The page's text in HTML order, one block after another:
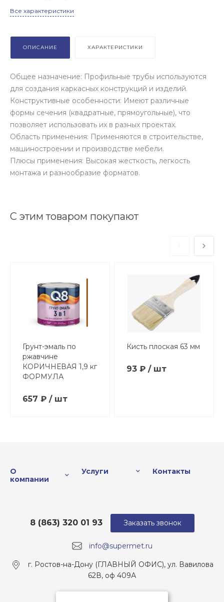
Все характеристики
ОПИСАНИЕ ХАРАКТЕРИСТИКИ
Общее назначение: Профильные трубы используются
для создания каркасных конструкций и изделий.
Конструктивные особенности: Имеют различные
формы сечения (квадратные, прямоугольные), что
позволяет использовать их в разных проектах.
Область применения: Применяются в строительстве,
машиностроении и производстве мебели.
Плюсы применения: Высокая жесткость, легкость
монтажа и разнообразие форматов.
С этим товаром покупают
Грунт-эмаль по
ржавчине
КОРИЧНЕВАЯ 1,9 кг
ФОРМУЛА
657 ₽ / шт
Кисть плоская 63 мм
93 ₽ / шт
О
компании
Услуги Контакты
info@supermet.ru
8 (863) 320 01 93
г. Ростов-на-Дону (ГЛАВНЫЙ ОФИС), ул. Вавилова
62В, оф 409А
Заказать звонок